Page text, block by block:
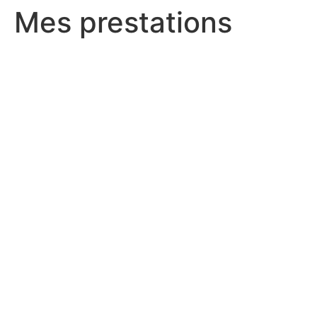
Mes prestations